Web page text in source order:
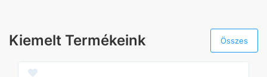
Kiemelt Termékeink Összes